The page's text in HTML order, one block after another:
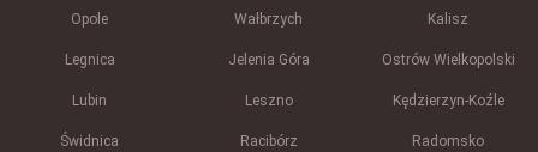
Opole Wałbrzych Kalisz
Legnica Jelenia Góra Ostrów Wielkopolski
Lubin Leszno Kędzierzyn-Koźle
Świdnica Racibórz Radomsko